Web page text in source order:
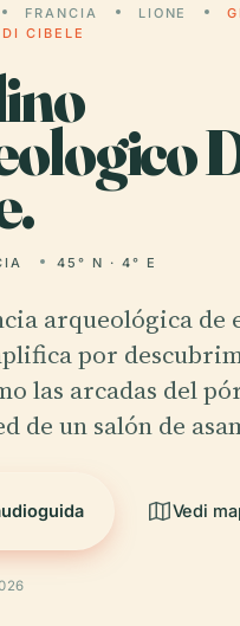
FRANCIA LIONE
CIBELE
45° N · 4° E
arqueológica de
por
las arcadas del
de un salón de
Vedi